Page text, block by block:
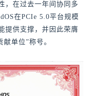
，在过去一年间协同多
在PCIe 5.0平台规模
提供支撑，并因此荣膺
单位”称号。